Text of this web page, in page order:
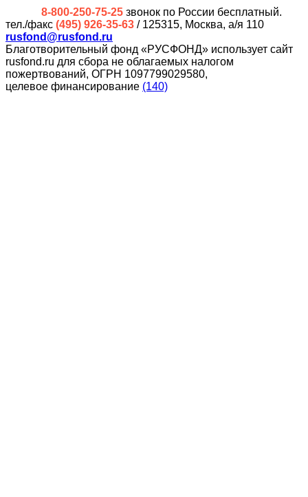
8-800-250-75-25 звонок по России бесплатный.
тел./факс (495) 926-35-63 / 125315, Москва, а/я 110
rusfond@rusfond.ru
Благотворительный фонд «РУСФОНД» использует сайт
rusfond.ru для сбора не облагаемых налогом
пожертвований, ОГРН 1097799029580,
целевое финансирование (140)